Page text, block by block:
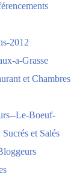
2012
a-Grasse
et Chambres
Le-Boeuf-
et Salés